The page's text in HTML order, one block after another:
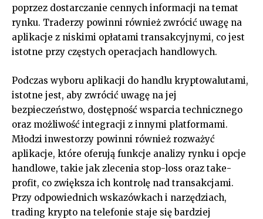
poprzez dostarczanie cennych informacji na temat
rynku. Traderzy powinni również zwrócić uwagę na
aplikacje z niskimi opłatami transakcyjnymi, co jest
istotne przy częstych operacjach handlowych.
Podczas wyboru aplikacji do handlu kryptowalutami,
istotne jest, aby zwrócić uwagę na jej
bezpieczeństwo, dostępność wsparcia technicznego
oraz możliwość integracji z innymi platformami.
Młodzi inwestorzy powinni również rozważyć
aplikacje, które oferują funkcje analizy rynku i opcje
handlowe, takie jak zlecenia stop-loss oraz take-
profit, co zwiększa ich kontrolę nad transakcjami.
Przy odpowiednich wskazówkach i narzędziach,
trading krypto na telefonie staje się bardziej